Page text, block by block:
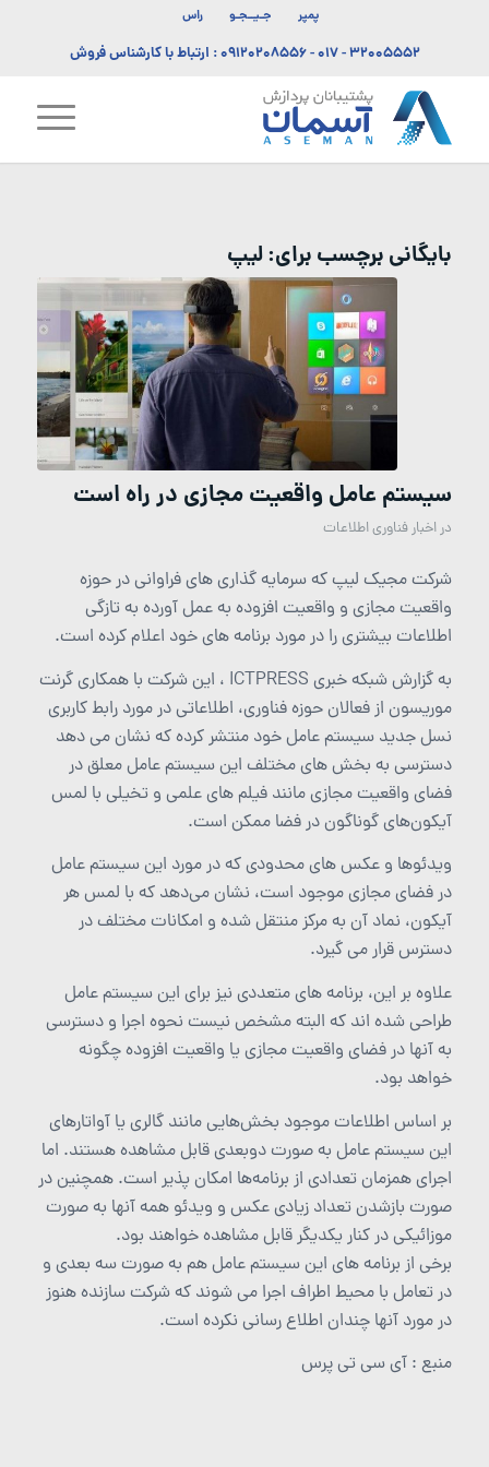
پمپر جـیــجـو راس
۳۲۰۰۵۵۵۲ - ۰۱۷ -۰۹۱۲۰۲۰۸۵۵۶: ارتباط با کارشناس فروش
بایگانی برچسب برای:لیپ
سیستم عامل واقعیت مجازی در راه است
در اخبار فناوری اطلاعات
شرکت مجیک لیپ که سرمایه گذاری های فراوانی در حوزه
واقعیت مجازی و واقعیت افزوده به عمل آورده به تازگی
اطلاعات بیشتری را در مورد برنامه های خود اعلام کرده است.
به گزارش شبکه خبری ICTPRESS ، این شرکت با همکاری گرنت
موریسون از فعالان حوزه فناوری، اطلاعاتی در مورد رابط کاربری
نسل جدید سیستم عامل خود منتشر کرده که نشان می دهد
دسترسی به بخش های مختلف این سیستم عامل معلق در
فضای واقعیت مجازی مانند فیلم های علمی و تخیلی با لمس
آیکون‌های گوناگون در فضا ممکن است.
ویدئوها و عکس های محدودی که در مورد این سیستم عامل
در فضای مجازی موجود است، نشان می‌دهد که با لمس هر
آیکون، نماد آن به مرکز منتقل شده و امکانات مختلف در
دسترس قرار می گیرد.
علاوه بر این، برنامه های متعددی نیز برای این سیستم عامل
طراحی شده اند که البته مشخص نیست نحوه اجرا و دسترسی
به آنها در فضای واقعیت مجازی یا واقعیت افزوده چگونه
خواهد بود.
بر اساس اطلاعات موجود بخش‌هایی مانند گالری یا آواتارهای
این سیستم عامل به صورت دوبعدی قابل مشاهده هستند. اما
اجرای همزمان تعدادی از برنامه‌ها امکان پذیر است. همچنین در
صورت بازشدن تعداد زیادی عکس و ویدئو همه آنها به صورت
موزائیکی در کنار یکدیگر قابل مشاهده خواهند بود.
برخی از برنامه های این سیستم عامل هم به صورت سه بعدی و
در تعامل با محیط اطراف اجرا می شوند که شرکت سازنده هنوز
در مورد آنها چندان اطلاع رسانی نکرده است.
منبع : آی سی تی پرس